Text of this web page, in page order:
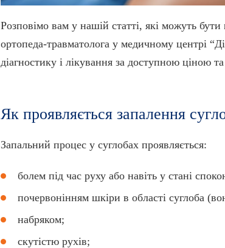
Розповімо вам у нашій статті, які можуть
ортопеда-травматолога у медичному центрі
діагностику і лікування за доступною ціною
Як проявляється запалення
Запальний процес у суглобах проявляється:
болем під час руху або навіть у стані
почервонінням шкіри в області суглоба
набряком;
скутістю рухів;